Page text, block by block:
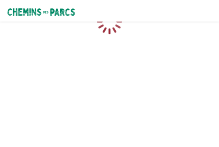
Chemins des Parcs
Caricamento